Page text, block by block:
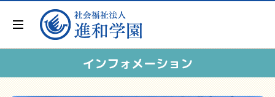
インフォメーション